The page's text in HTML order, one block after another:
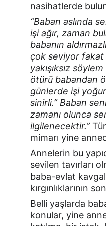
nasihatlerde
“Baban aslında
işi ağır, zaman
babanın
çok seviyor fakat
yakışıksız
ötürü babandan
günlerde işi
sinirli.” Baban
zamanı olunca
ilgilenecektir.”
mimarı yine
Annelerin bu
sevilen tavırları
baba-evlat
kırgınlıklarının
Belli yaşlarda
konular, yine